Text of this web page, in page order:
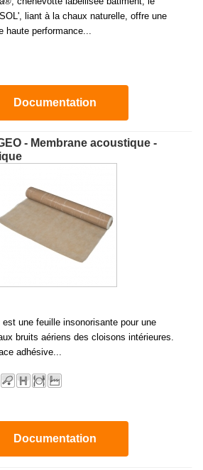
liant à la chaux naturelle, offre une
haute performance...
Documentation
- Membrane acoustique -
une feuille insonorisante pour une
bruits aériens des cloisons intérieures.
adhésive...
Documentation